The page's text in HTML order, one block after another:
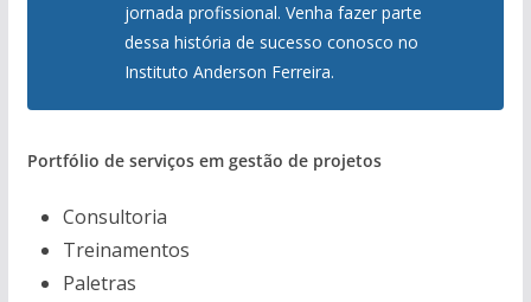
jornada profissional. Venha fazer parte
dessa história de sucesso conosco no
Instituto Anderson Ferreira.
Portfólio de serviços em gestão de projetos
Consultoria
Treinamentos
Paletras